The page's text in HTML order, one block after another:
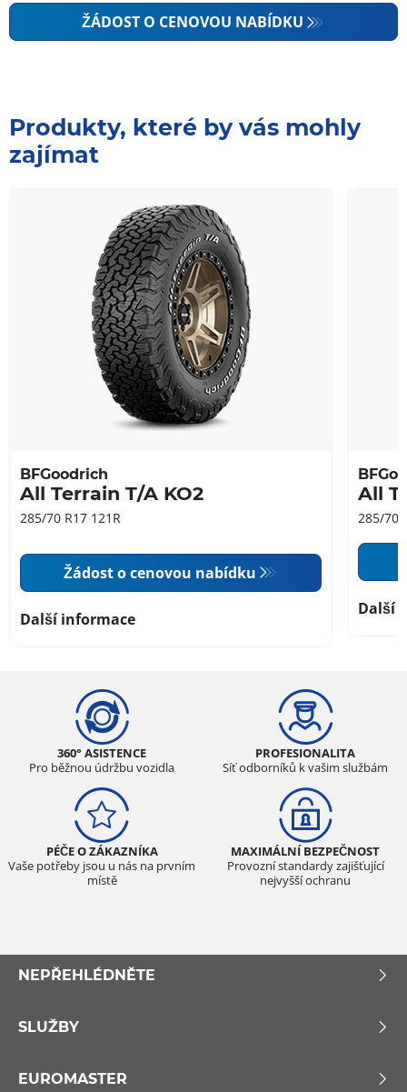
ŽÁDOST O CENOVOU NABÍDKU
Produkty, které by vás mohly
zajímat
BFGoodrich
All Terrain T/A KO2
285/70 R17 121R
Žádost o cenovou nabídku
Další informace
All
285/70
Další
360° ASISTENCE
Pro běžnou údržbu vozidla
PROFESIONALITA
Síť odborníků k vašim službám
PÉČE O ZÁKAZNÍKA
Vaše potřeby jsou u nás na prvním
místě
MAXIMÁLNÍ BEZPEČNOST
Provozní standardy zajišťující
nejvyšší ochranu
NEPŘEHLÉDNĚTE
SLUŽBY
EUROMASTER